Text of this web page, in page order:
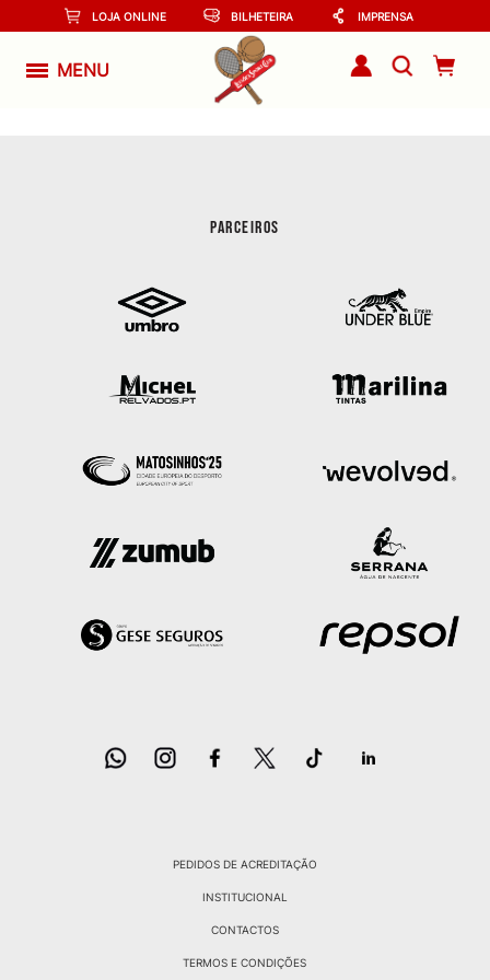
LOJA ONLINE BILHETEIRA IMPRENSA
MENU
PARCEIROS
PEDIDOS DE ACREDITAÇÃO
INSTITUCIONAL
CONTACTOS
TERMOS E CONDIÇÕES